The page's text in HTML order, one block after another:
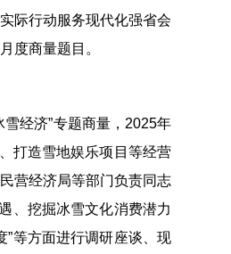
际行动服务现代化强省会
度商量题目。
经济”专题商量，2025年
打造雪地娱乐项目等经营
营经济局等部门负责同志
、挖掘冰雪文化消费潜力
”等方面进行调研座谈、现